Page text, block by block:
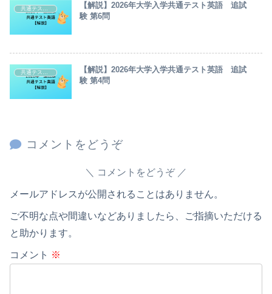
【解説】2026年大学入学共通テスト英語 追試
験 第6問
共通テスト・センター試験英語解説
【解説】2026年大学入学共通テスト英語 追試
験 第4問
コメントをどうぞ
コメントをどうぞ
メールアドレスが公開されることはありません。
ご不明な点や間違いなどありましたら、ご指摘いただける
と助かります。
コメント ※